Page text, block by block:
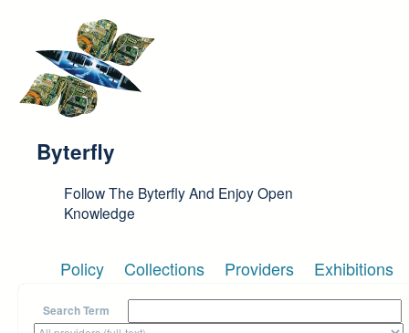
Byterfly
Follow The Byterfly And Enjoy Open
Knowledge
Policy Collections Providers Exhibitions
Search Term